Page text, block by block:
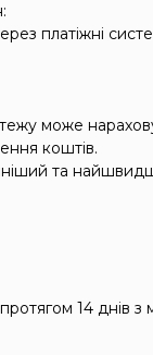
платіжні
може
коштів.
та
14 днів